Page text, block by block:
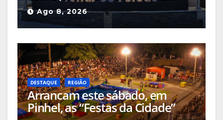
capeias que prometem animar
o mês
Ago 8, 2026
DESTAQUE REGIÃO
Arrancam este sábado, em
Pinhel, as “Festas da Cidade”